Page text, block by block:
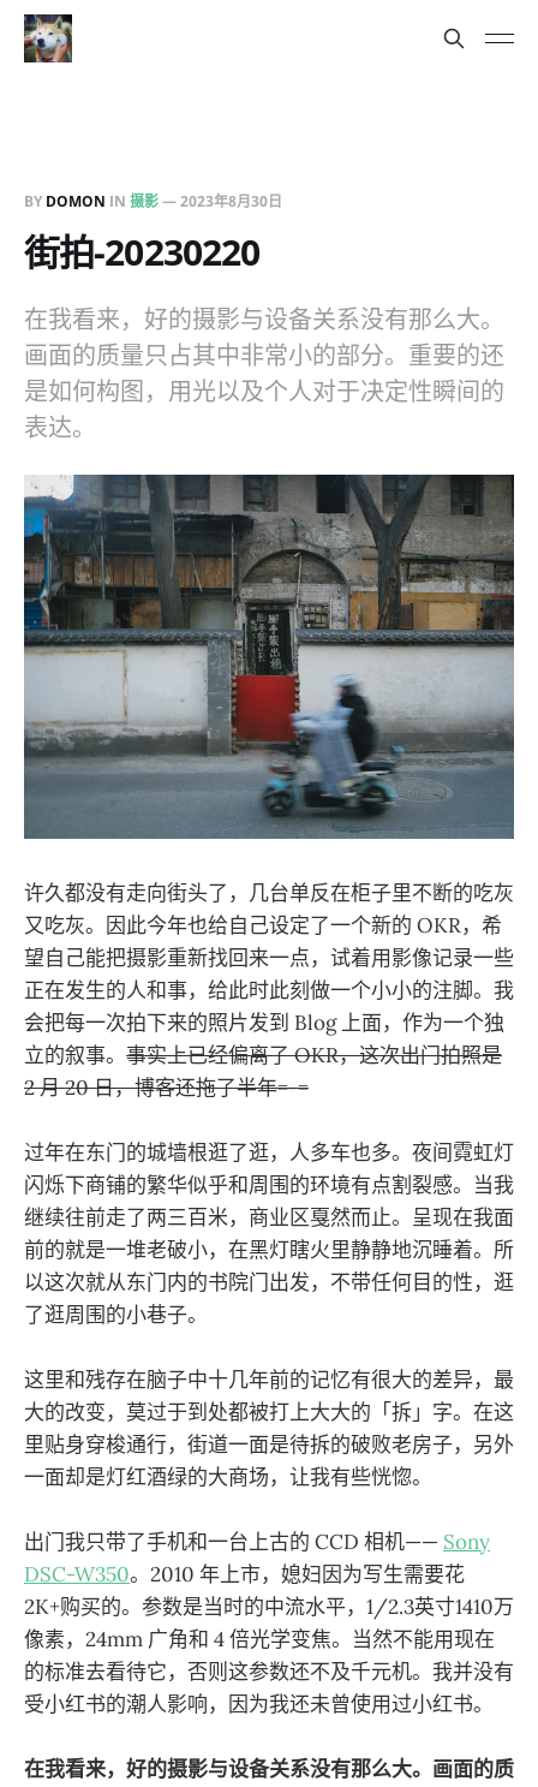
BY DOMON IN 摄影—2023年8月30日
街拍-20230220
在我看来，好的摄影与设备关系没有那么大。
画面的质量只占其中非常小的部分。重要的还
是如何构图，用光以及个人对于决定性瞬间的
表达。
许久都没有走向街头了，几台单反在柜子里不断的吃灰
又吃灰。因此今年也给自己设定了一个新的 OKR，希
望自己能把摄影重新找回来一点，试着用影像记录一些
正在发生的人和事，给此时此刻做一个小小的注脚。我
会把每一次拍下来的照片发到 Blog 上面，作为一个独
立的叙事。 事实上已经偏离了 OKR，这次出门拍照是
2 月 20 日，博客还拖了半年=-=
过年在东门的城墙根逛了逛，人多车也多。夜间霓虹灯
闪烁下商铺的繁华似乎和周围的环境有点割裂感。当我
继续往前走了两三百米，商业区戛然而止。呈现在我面
前的就是一堆老破小，在黑灯瞎火里静静地沉睡着。所
以这次就从东门内的书院门出发，不带任何目的性，逛
了逛周围的小巷子。
这里和残存在脑子中十几年前的记忆有很大的差异，最
大的改变，莫过于到处都被打上大大的「拆」字。在这
里贴身穿梭通行，街道一面是待拆的破败老房子，另外
一面却是灯红酒绿的大商场，让我有些恍惚。
出门我只带了手机和一台上古的 CCD 相机—— Sony
DSC-W350。2010 年上市，媳妇因为写生需要花
2K+购买的。参数是当时的中流水平，1/2.3英寸1410万
像素，24mm 广角和 4 倍光学变焦。当然不能用现在
的标准去看待它，否则这参数还不及千元机。我并没有
受小红书的潮人影响，因为我还未曾使用过小红书。
在我看来，好的摄影与设备关系没有那么大。画面的质